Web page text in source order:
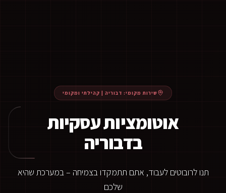
שירות מקומי: דבוריה | קהילתי ומקומי
אוטומציות עסקיות
בדבוריה
תנו לרובוטים לעבוד, אתם תתמקדו בצמיחה – במערכת שהיא
שלכם